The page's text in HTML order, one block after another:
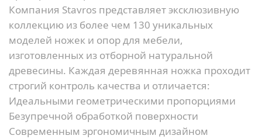
Компания Stavros представляет эксклюзивную
коллекцию из более чем 130 уникальных
моделей ножек и опор для мебели,
изготовленных из отборной натуральной
древесины. Каждая деревянная ножка проходит
строгий контроль качества и отличается:
Идеальными геометрическими пропорциями
Безупречной обработкой поверхности
Современным эргономичным дизайном